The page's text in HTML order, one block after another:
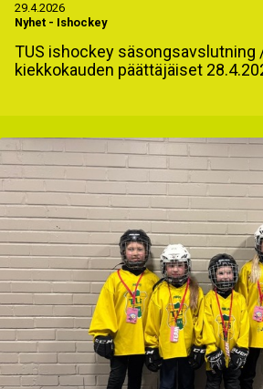
29.4.2026
Nyhet - Ishockey
TUS ishockey säsongsavslutning
kiekkokauden päättäjäiset